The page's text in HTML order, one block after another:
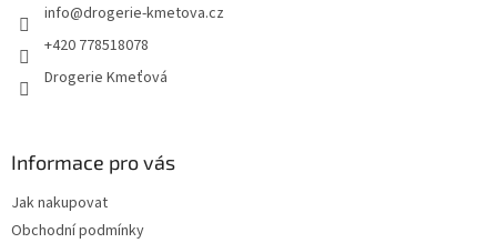
info@drogerie-kmetova.cz
+420 778518078
Drogerie Kmeťová
Informace pro vás
Jak nakupovat
Obchodní podmínky